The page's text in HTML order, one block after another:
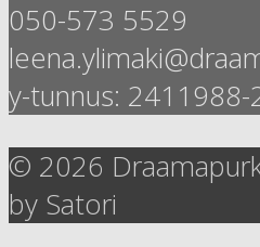
050-573 5529
y-tunnus: 2411988-
© 2026
by Satori